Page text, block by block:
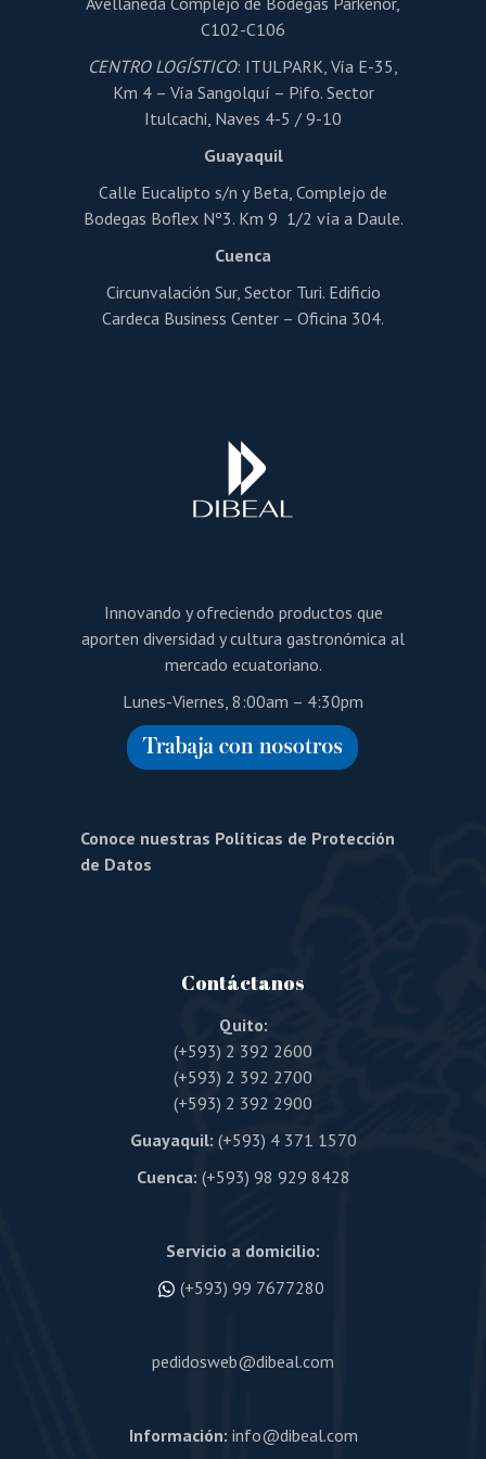
C102-C106
CENTRO LOGÍSTICO: ITULPARK, Vía E-35,
Km 4 – Vía Sangolquí – Pifo. Sector
Itulcachi, Naves 4-5 / 9-10
Guayaquil
Calle Eucalipto s/n y Beta, Complejo de
Bodegas Boflex Nº3. Km 9 1/2 vía a Daule.
Cuenca
Circunvalación Sur, Sector Turi. Edificio
Cardeca Business Center – Oficina 304.
Innovando y ofreciendo productos que
aporten diversidad y cultura gastronómica al
mercado ecuatoriano.
Lunes-Viernes, 8:00am – 4:30pm
Conoce nuestras Políticas de Protección
de Datos
Contáctanos
Quito:
(+593) 2 392 2600
(+593) 2 392 2700
(+593) 2 392 2900
Guayaquil: (+593) 4 371 1570
Cuenca: (+593) 98 929 8428
Servicio a domicilio:
(+593) 99 7677280
pedidosweb@dibeal.com
Información: info@dibeal.com